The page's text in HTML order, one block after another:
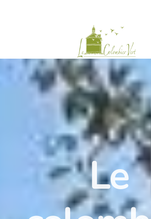
Le
Nos engagements